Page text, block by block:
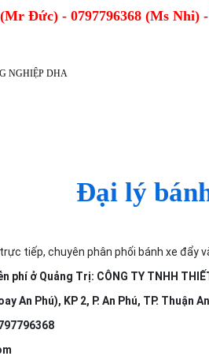
(Mr Đức) - 0797796368 (Ms Nhi)
Đại lý
tiếp, chuyên phân phối bánh xe
ở Quảng Trị: CÔNG TY TNHH
An Phú), KP 2, P. An Phú, TP. Thuận